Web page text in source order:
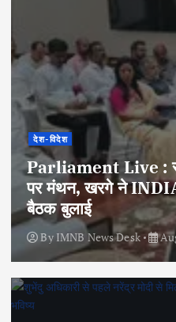
देश-विदेश
Parliament Live :
पर मंथन, खरगे ने
बैठक बुलाई
ByIMNB News Desk